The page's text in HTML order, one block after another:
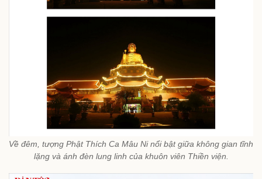
Về đêm, tượng Phật Thích Ca Mâu Ni nổi bật giữa không gian tĩnh
lặng và ánh đèn lung linh của khuôn viên Thiền viện.